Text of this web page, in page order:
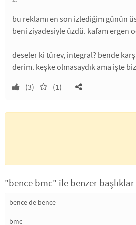
bu reklamı en son izlediğim günün
beni ziyadesiyle üzdü. kafam ergen
deseler ki türev, integral? bende
derim. keşke olmasaydık ama işte
(3)
(1)
"bence bmc" ile benzer başlıklar
bence de bence
bmc